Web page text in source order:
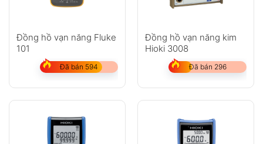
Đồng hồ vạn năng Fluke
101
Đã bán 594
Đồng hồ vạn năng kim
Hioki 3008
Đã bán 296